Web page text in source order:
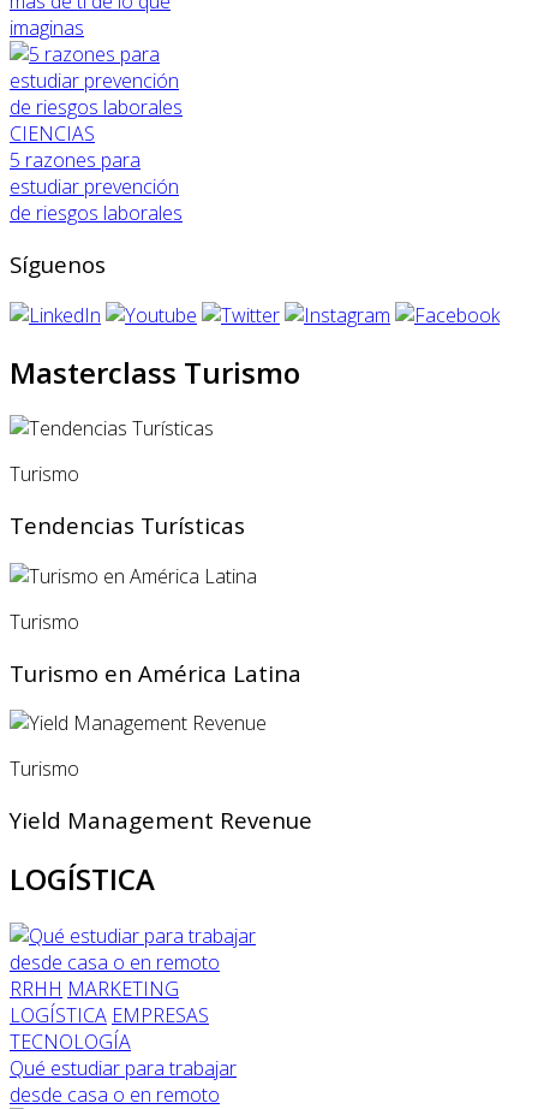
imaginas
CIENCIAS
5 razones para
estudiar prevención
de riesgos laborales
Síguenos
Masterclass Turismo
Turismo
Tendencias Turísticas
Turismo
Turismo en América Latina
Turismo
Yield Management Revenue
LOGÍSTICA
RRHH MARKETING
LOGÍSTICA EMPRESAS
TECNOLOGÍA
Qué estudiar para trabajar
desde casa o en remoto